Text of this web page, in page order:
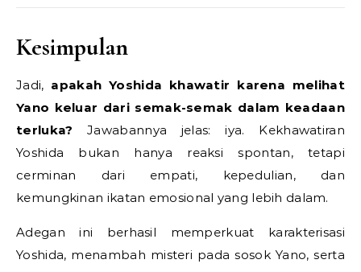
Kesimpulan
Jadi, apakah Yoshida khawatir karena melihat
Yano keluar dari semak-semak dalam keadaan
terluka? Jawabannya jelas: iya. Kekhawatiran
Yoshida bukan hanya reaksi spontan, tetapi
cerminan dari empati, kepedulian, dan
kemungkinan ikatan emosional yang lebih dalam.
Adegan ini berhasil memperkuat karakterisasi
Yoshida, menambah misteri pada sosok Yano, serta